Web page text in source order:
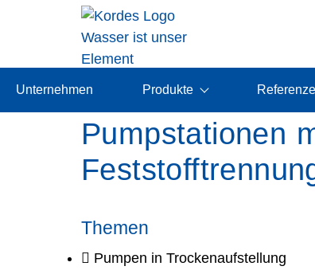
Unternehmen Produkte
Pumpstationen
Themen
Pumpen in Trockenaufstellung